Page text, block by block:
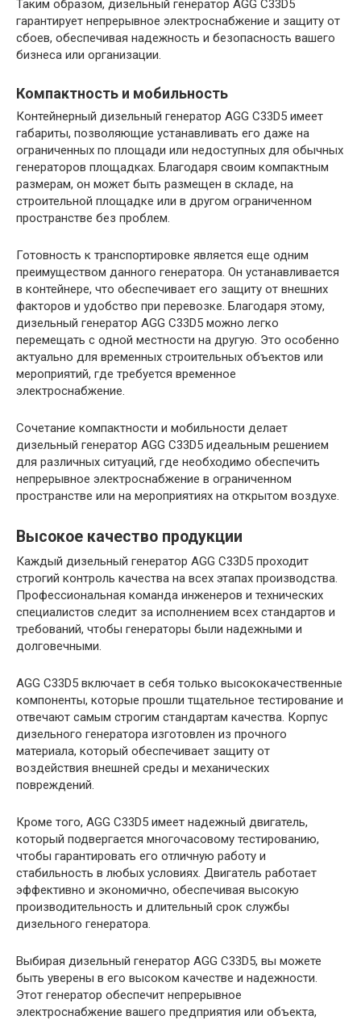
Таким образом, дизельный генератор AGG C33D5
гарантирует непрерывное электроснабжение и защиту от
сбоев, обеспечивая надежность и безопасность вашего
бизнеса или организации.
Компактность и мобильность
Контейнерный дизельный генератор AGG C33D5 имеет
габариты, позволяющие устанавливать его даже на
ограниченных по площади или недоступных для обычных
генераторов площадках. Благодаря своим компактным
размерам, он может быть размещен в складе, на
строительной площадке или в другом ограниченном
пространстве без проблем.
Готовность к транспортировке является еще одним
преимуществом данного генератора. Он устанавливается
в контейнере, что обеспечивает его защиту от внешних
факторов и удобство при перевозке. Благодаря этому,
дизельный генератор AGG C33D5 можно легко
перемещать с одной местности на другую. Это особенно
актуально для временных строительных объектов или
мероприятий, где требуется временное
электроснабжение.
Сочетание компактности и мобильности делает
дизельный генератор AGG C33D5 идеальным решением
для различных ситуаций, где необходимо обеспечить
непрерывное электроснабжение в ограниченном
пространстве или на мероприятиях на открытом воздухе.
Высокое качество продукции
Каждый дизельный генератор AGG C33D5 проходит
строгий контроль качества на всех этапах производства.
Профессиональная команда инженеров и технических
специалистов следит за исполнением всех стандартов и
требований, чтобы генераторы были надежными и
долговечными.
AGG C33D5 включает в себя только высококачественные
компоненты, которые прошли тщательное тестирование и
отвечают самым строгим стандартам качества. Корпус
дизельного генератора изготовлен из прочного
материала, который обеспечивает защиту от
воздействия внешней среды и механических
повреждений.
Кроме того, AGG C33D5 имеет надежный двигатель,
который подвергается многочасовому тестированию,
чтобы гарантировать его отличную работу и
стабильность в любых условиях. Двигатель работает
эффективно и экономично, обеспечивая высокую
производительность и длительный срок службы
дизельного генератора.
Выбирая дизельный генератор AGG C33D5, вы можете
быть уверены в его высоком качестве и надежности.
Этот генератор обеспечит непрерывное
электроснабжение вашего предприятия или объекта,